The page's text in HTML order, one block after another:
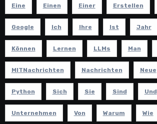
Eine Einen Einer Erstellen
Google Ich Ihre Ist Jahr
Können Lernen LLMs Man
MITNachrichten Nachrichten Neue
Python Sich Sie Sind Und
Unternehmen Von Warum Wie